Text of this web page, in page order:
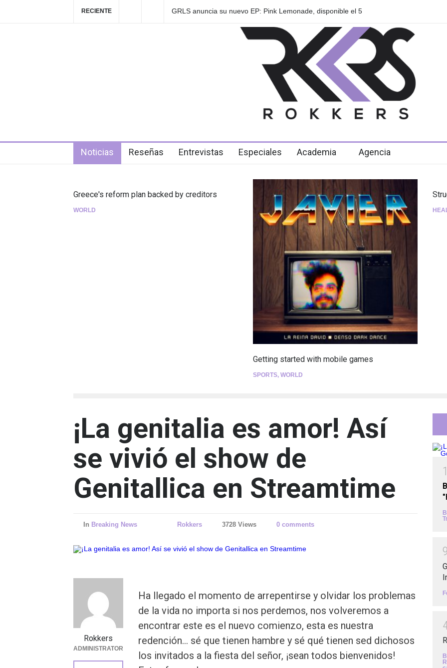
RECIENTE
su nuevo EP: Pink Lemonade, disponible el 5
Las Fokin Biches anuncian su gira internacional "Fuga Tour
Playlist Dale Mixx
Noticias Reseñas Entrevistas Especiales Academia Agencia
Greece's reform plan backed by creditors
WORLD
Getting started with mobile games
SPORTS, WORLD
¡La genitalia es amor! Así
se vivió el show de
Genitallica en Streamtime
In Breaking News Rokkers 3728 Views 0 comments
Ha llegado el momento de arrepentirse y olvidar los problemas
de la vida no importa si nos perdemos, nos volveremos a
encontrar este es el nuevo comienzo, esta es nuestra
redención… sé que tienen hambre y sé qué tienen sed dichosos
los invitados a la fiesta del señor, ¡sean todos bienvenidos!
Rokkers
ADMINISTRATOR
1
9